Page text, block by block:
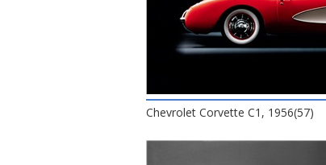
Chevrolet Corvette C1, 1956(57)